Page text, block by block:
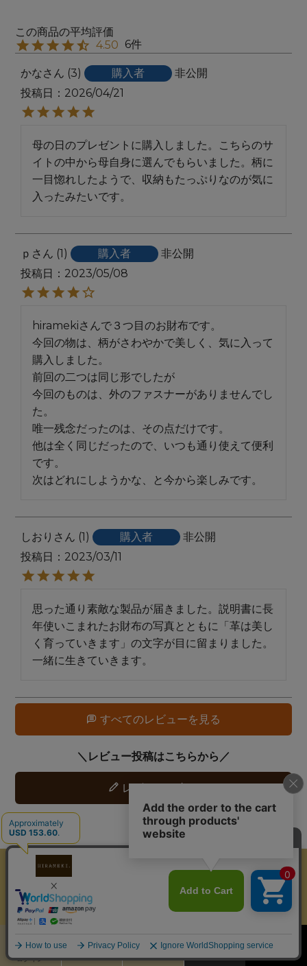
4.50 6
かな 3 購入者
非公開
投稿日
2026/04/21
母の日のプレゼントに購入しました。こちらのサ
イトの中から母自身に選んでもらいました。柄に
一目惚れしたようで、収納もたっぷりなのが気に
入ったみたいです。
ｐ 1 購入者
非公開
投稿日
2023/05/08
hiramekiさんで３つ目のお財布です。
今回の物は、柄がさわやかで美しく、気に入って
購入しました。
前回の二つは同じ形でしたが
今回のものは、外のファスナーがありませんでし
た。
唯一残念だったのは、その点だけです。
他は全く同じだったので、いつも通り使えて便利
です。
次はどれにしようかな、と今から楽しみです。
しおり 1 購入者
非公開
投稿日
2023/03/11
思った通り素敵な製品が届きました。説明書に長
年使いこまれたお財布の写真とともに「革は美し
く育っていきます」の文字が目に留まりました。
一緒に生きていきます。
すべてのレビューを見る
レビューを書く
ログイン